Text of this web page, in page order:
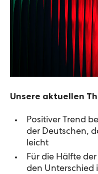
Unsere aktuellen
Positiver Trend
der Deutschen,
leicht
Für die Hälfte
den Unterschied